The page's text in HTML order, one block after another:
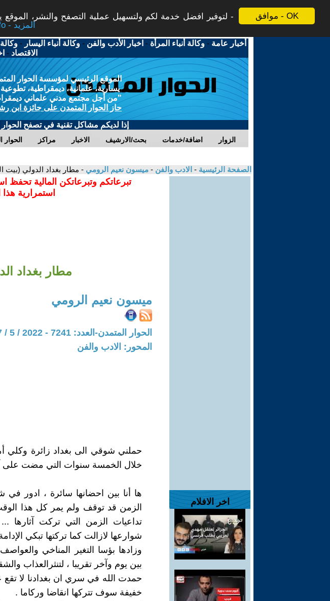
موافق - OK
لتوفير افضل خدمة لكم ولتسهيل عملية التصفح والنشر،
More info - المزيد
أخبار عامة -وكالة أنباء المرأة - اخبار الأدب والفن -وكالة أنباء اليسار -وكالة
الاقتصاد -
الموقع الرئيسي لمؤسسة الحوار
يسارية، علمانية، ديمقراطية،
"من أجل مجتمع مدني علماني
حاز الحوار المتمدن على جائزة ابن
إذا لديكم مشاكل تقنية في تصفح الحوار
الحوار مراكز الاخبار بحث/الارشيف اضافة/خدمات الزوار
الصفحة الرئيسية - الادب والفن - ميسون نعيم الرومي - مطار بغداد الدولي (بيت
اخر الافلام
تبرعاتكم وتبرعاتكن المالية تحفظ
استمرارية
مطار بغداد
ميسون نعيم الرومي
الحوار المتمدن-العدد: 7241 - 2022 / 5 / 7 - 18:06
المحور: الادب والفن
حملني شوقي الى بغداد زائرة
خلال الخمسة سنوات التي مضت على
ها أنا بين احضانها سائرة ، ادور في
الزمن قد توقف ولم يمر كل هذا
تداعيات الزمن التي تركت آثارها
شوارعها لازالت كما تركتها تبكي
وزادها بؤسا التغير المناخي
بين يوم وآخر تقريبا ، لتنثرالعذاب
حمدت الله في سري ان بغدادنا لا
خفيفة سوف تتركها انقاضا وركاما .